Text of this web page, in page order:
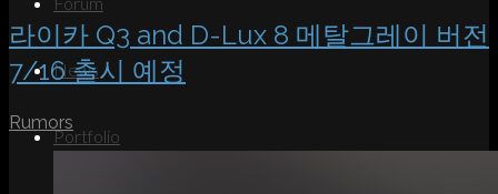
News
Portfolio
라이카 Q3 and D-Lux 8 메탈그레이 버전
7/16 출시 예정
Rumors